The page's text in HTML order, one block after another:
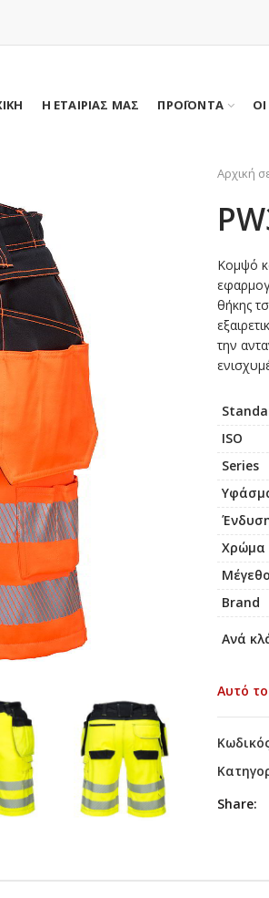
Η ΕΤΑΙΡΙΑΣ ΜΑΣ ΠΡΟΪΟΝΤΑ
Αρχική
Κομψό
θήκης
την
ISO
Series
Χρώμα
Brand
Ανά
Αυτό
Share